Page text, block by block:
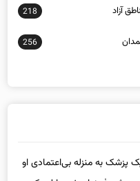
256
پزشک به منزله بی‌اعتمادی او
چشم فرزندان خود را لیزیک